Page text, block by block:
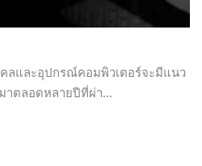
ลและอุปกรณ์คอมพิวเตอร์จะมีแนว
าตลอดหลายปีที่ผ่า...